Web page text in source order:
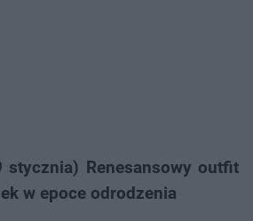
Renesansowy outfit
w epoce odrodzenia